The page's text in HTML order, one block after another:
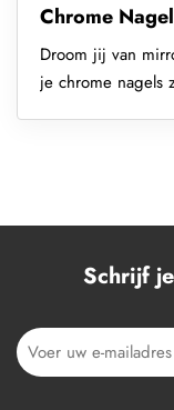
Chrome
Droom jij van
je chrome nagels
Schrijf